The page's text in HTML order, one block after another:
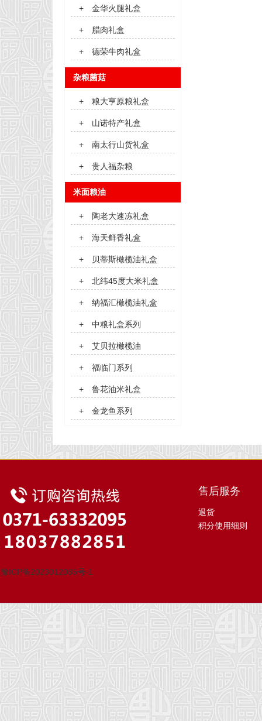
+ 金华火腿礼盒
+ 腊肉礼盒
+ 德荣牛肉礼盒
杂粮菌菇
+ 粮大亨原粮礼盒
+ 山诺特产礼盒
+ 南太行山货礼盒
+ 贵人福杂粮
米面粮油
+ 陶老大速冻礼盒
+ 海天鲜香礼盒
+ 贝蒂斯橄榄油礼盒
+ 北纬45度大米礼盒
+ 纳福汇橄榄油礼盒
+ 中粮礼盒系列
+ 艾贝拉橄榄油
+ 福临门系列
+ 鲁花油米礼盒
+ 金龙鱼系列
豫ICP备2023012085号-1
售后服务
退货
积分使用细则